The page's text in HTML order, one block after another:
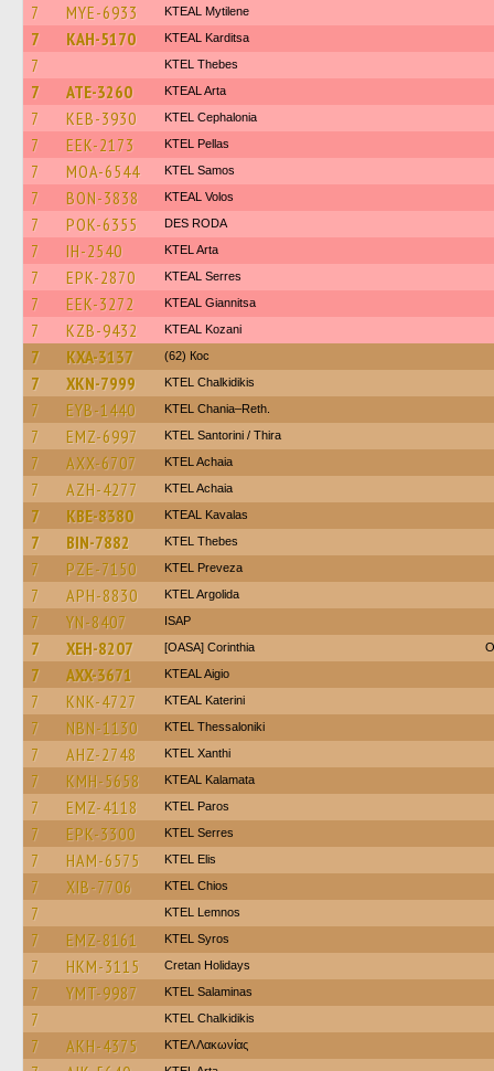
7 MYE-6933 KTEAL Mytilene
7 KAH-5170 KTEAL Karditsa
7 KTEL Thebes
7 ATE-3260 KTEAL Arta
7 KEB-3930 KTEL Cephalonia
7 EEK-2173 KTEL Pellas
7 MOA-6544 KTEL Samos
7 BON-3838 KTEAL Volos
7 POK-6355 DES RODA
7 IH-2540 KTEL Arta
7 EPK-2870 KTEAL Serres
7 EEK-3272 KTEAL Giannitsa
7 KZB-9432 KTEAL Kozani
7 KXA-3137 (62) Кос
7 XKN-7999 ΚΤΕL Chalkidikis
7 EYB-1440 KTEL Chania–Reth.
7 EMZ-6997 KTEL Santorini / Thira
7 AXX-6707 KTEL Achaia
7 AZH-4277 KTEL Achaia
7 KBE-8380 KTEAL Kavalas
7 BIN-7882 KTEL Thebes
7 PZE-7150 KTEL Preveza
7 APH-8830 KTEL Argolida
7 YN-8407 ISAP
7 XEH-8207 [OASA] Corinthia
7 AXX-3671 KTEAL Aigio
7 KNK-4727 KTEAL Katerini
7 NBN-1130 KTEL Thessaloniki
7 AHZ-2748 KTEL Xanthi
7 KMH-5658 KTEAL Kalamata
7 EMZ-4118 KTEL Paros
7 EPK-3300 KTEL Serres
7 HAM-6575 KTEL Elis
7 XIB-7706 KTEL Chios
7 KTEL Lemnos
7 EMZ-8161 KTEL Syros
7 HKM-3115 Cretan Holidays
7 YMT-9987 KTEL Salaminas
7 ΚΤΕL Chalkidikis
7 AKH-4375 ΚΤΕΛ Λακωνίας